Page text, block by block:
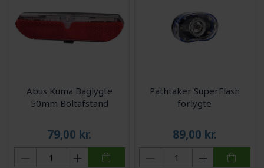
Abus Kuma Baglygte
50mm Boltafstand
79,00 kr.
Pathtaker SuperFlash
forlygte
89,00 kr.